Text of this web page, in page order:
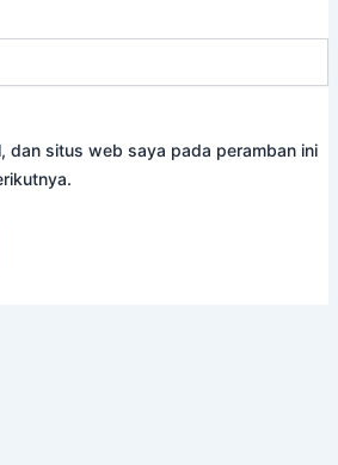
dan situs web saya pada peramban ini